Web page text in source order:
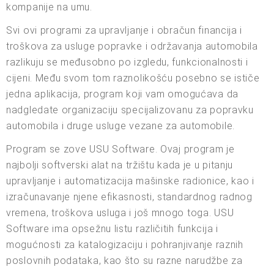
kompanije na umu.
Svi ovi programi za upravljanje i obračun financija i
troškova za usluge popravke i održavanja automobila
razlikuju se međusobno po izgledu, funkcionalnosti i
cijeni. Među svom tom raznolikošću posebno se ističe
jedna aplikacija, program koji vam omogućava da
nadgledate organizaciju specijalizovanu za popravku
automobila i druge usluge vezane za automobile.
Program se zove USU Software. Ovaj program je
najbolji softverski alat na tržištu kada je u pitanju
upravljanje i automatizacija mašinske radionice, kao i
izračunavanje njene efikasnosti, standardnog radnog
vremena, troškova usluga i još mnogo toga. USU
Software ima opsežnu listu različitih funkcija i
mogućnosti za katalogizaciju i pohranjivanje raznih
poslovnih podataka, kao što su razne narudžbe za